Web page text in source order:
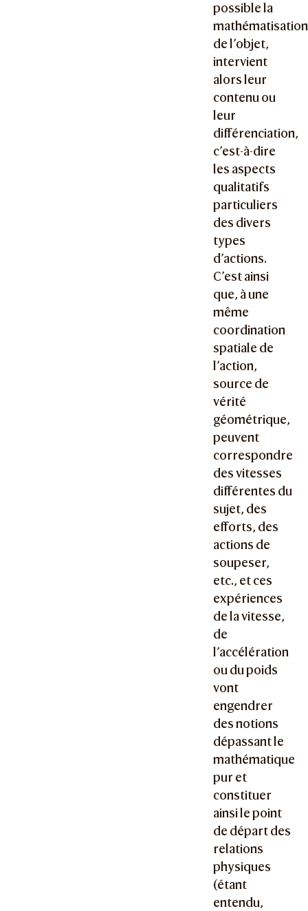
possible la
mathématisation
de l’objet,
intervient
alors leur
contenu ou
leur
différenciation,
c’est-à-dire
les aspects
qualitatifs
particuliers
des divers
types
d’actions.
C’est ainsi
que, à une
même
coordination
spatiale de
l’action,
source de
vérité
géométrique,
peuvent
correspondre
des vitesses
différentes du
sujet, des
efforts, des
actions de
soupeser,
etc., et ces
expériences
de la vitesse,
de
l’accélération
ou du poids
vont
engendrer
des notions
dépassant le
mathématique
pur et
constituer
ainsi le point
de départ des
relations
physiques
(étant
entendu,